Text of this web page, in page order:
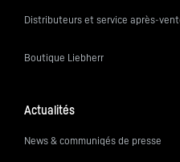
Distributeurs et service après-
Boutique Liebherr
Actualités
News & communiqés de presse